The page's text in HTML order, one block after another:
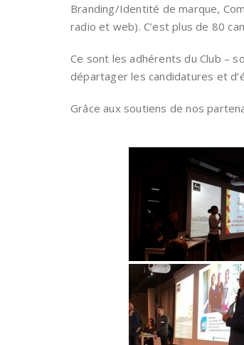
Branding/Identité de marque,
radio et web). C’est plus de 80
Ce sont les adhérents du Club –
départager les candidatures et
Grâce aux soutiens de nos